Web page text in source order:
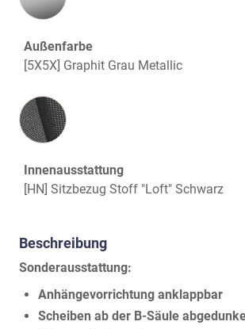
Außenfarbe
[5X5X] Graphit Grau Metallic
Innenausstattung
Innenausstattung
[HN] Sitzbezug Stoff "Loft" Schwarz
Beschreibung
Sonderausstattung:
Anhängevorrichtung anklappbar
Scheiben ab der B-Säule